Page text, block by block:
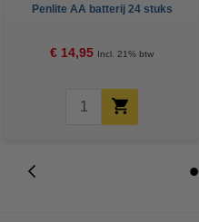
Penlite AA batterij 24 stuks
€ 14,95 Incl. 21% btw